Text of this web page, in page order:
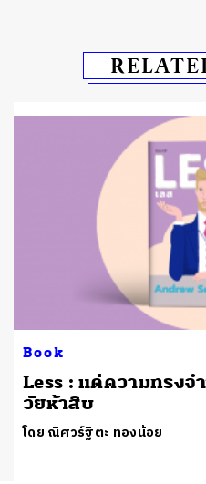
Book
Less : แด่ความทรงจ
วัยห้าสิบ
โดย ณิศวร์ฐิตะ ทองน้อย